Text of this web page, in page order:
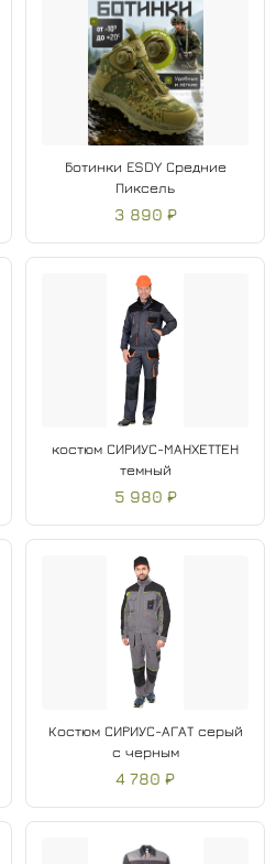
Ботинки ESDY Средние
Пиксель
3 890 ₽
костюм СИРИУС-МАНХЕТТЕН
темный
5 980 ₽
Костюм СИРИУС-АГАТ серый
с черным
4 780 ₽